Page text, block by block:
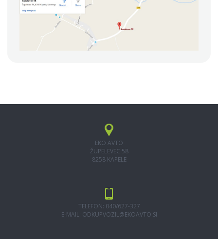
EKO AVTO
ŽUPELEVEC 58
8258 KAPELE
TELEFON: 040/627-327
E-MAIL: ODKUPVOZIL@EKOAVTO.SI